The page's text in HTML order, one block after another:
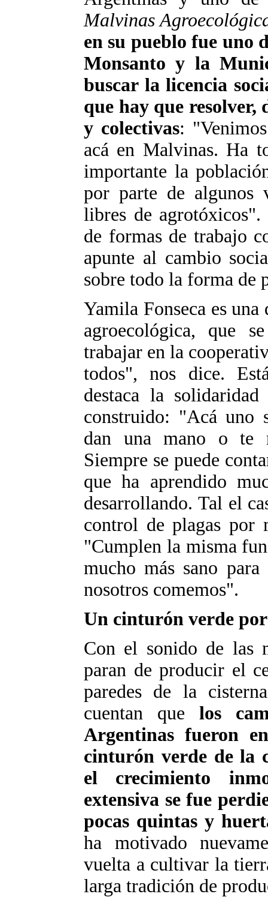
Malvinas
en su pueblo fue uno
Monsanto y la
buscar la licencia
que hay que resolver,
y colectivas:
acá en Malvinas. Ha
importante la
por parte de algunos
libres de
de formas de trabajo
apunte al cambio
sobre todo la forma de
Yamila Fonseca es
agroecológica, que
trabajar en la
todos", nos dice.
destaca la
construido: "Acá uno
dan una mano o te
Siempre se puede
que ha aprendido
desarrollando. Tal el
control de plagas por
"Cumplen la misma
mucho más sano
nosotros comemos".
Un cinturón verde
Con el sonido de las
paran de producir el
paredes de la
cuentan que los
Argentinas fueron
cinturón verde de la
el crecimiento
extensiva se fue
pocas quintas y
ha motivado
vuelta a cultivar la
larga tradición de